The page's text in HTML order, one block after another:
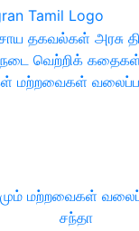
தகவல்கள் அரசு
வெற்றிக்
மற்றவைகள்
மற்றவைகள்
சந்தா